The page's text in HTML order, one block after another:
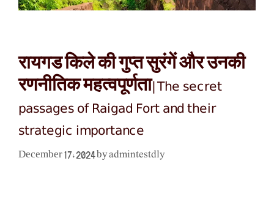
रायगड किले की गुप्त सुरंगें और उनकी
रणनीतिक महत्वपूर्णता|The secret
passages of Raigad Fort and their
strategic importance
December 17, 2024 byadmintestdly